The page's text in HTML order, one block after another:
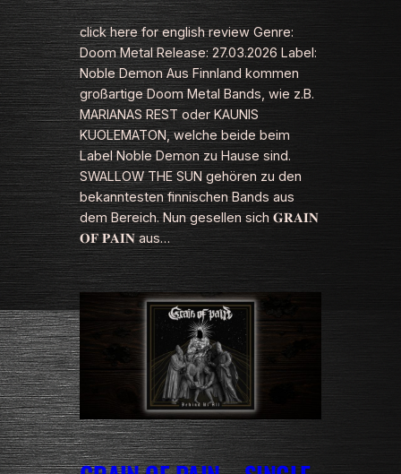
click here for english review Genre:
Doom Metal Release: 27.03.2026 Label:
Noble Demon Aus Finnland kommen
großartige Doom Metal Bands, wie z.B.
MARIANAS REST oder KAUNIS
KUOLEMATON, welche beide beim
Label Noble Demon zu Hause sind.
SWALLOW THE SUN gehören zu den
bekanntesten finnischen Bands aus
dem Bereich. Nun gesellen sich 𝐆𝐑𝐀𝐈𝐍
𝐎𝐅 𝐏𝐀𝐈𝐍 aus…